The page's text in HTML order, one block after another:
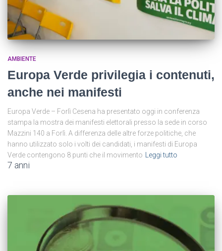
AMBIENTE
Europa Verde privilegia i contenuti,
anche nei manifesti
Europa Verde – Forlì Cesena ha presentato oggi in conferenza
stampa la mostra dei manifesti elettorali presso la sede in corso
Mazzini 140 a Forlì. A differenza delle altre forze politiche, che
hanno utilizzato solo i volti dei candidati, i manifesti di Europa
Verde contengono 8 punti che il movimento
Leggi tutto
7 anni